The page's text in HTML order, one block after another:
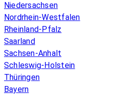
Niedersachsen
Nordrhein-Westfalen
Rheinland-Pfalz
Saarland
Sachsen-Anhalt
Schleswig-Holstein
Thüringen
Bayern